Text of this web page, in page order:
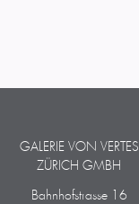
GALERIE VON VERTES
ZÜRICH GMBH
Bahnhofstrasse 16